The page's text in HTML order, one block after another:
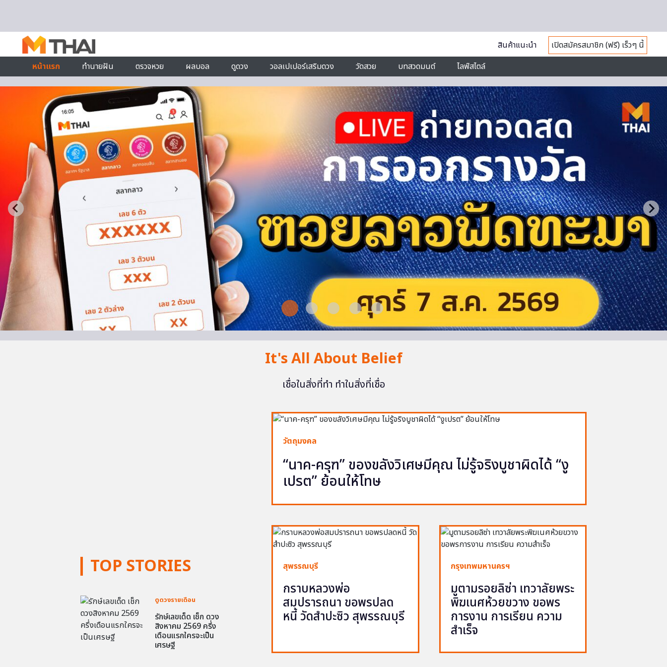
สินค้าแนะนำ
เปิดสมัครสมาชิก (ฟรี) เร็วๆ นี้
หน้าแรก
ทำนายฝัน ตรวจหวย ผลบอล ดูดวง วอลเปเปอร์เสริมดวง วัดสวย บทสวดมนต์ ไลฟ์สไตล์
It's All About Belief
เชื่อในสิ่งที่ทำ ทำในสิ่งที่เชื่อ
TOP STORIES
ดูดวงรายเดือน
รักษ์เลขเด็ด เช็ก ดวง
สิงหาคม 2569 ครึ่ง
เดือนแรกใครจะเป็น
เศรษฐี
วัตถุมงคล
“นาค-ครุฑ” ของขลังวิเศษมีคุณ ไม่รู้จริงบูชาผิดได้ “งู
เปรต” ย้อนให้โทษ
สุพรรณบุรี
กราบหลวงพ่อ
สมปรารถนา ขอพรปลด
หนี้ วัดสำปะซิว สุพรรณบุรี
กรุงเทพมหานครฯ
มูตามรอยลิซ่า เทวาลัยพระ
พิฆเนศห้วยขวาง ขอพร
การงาน การเรียน ความ
สำเร็จ